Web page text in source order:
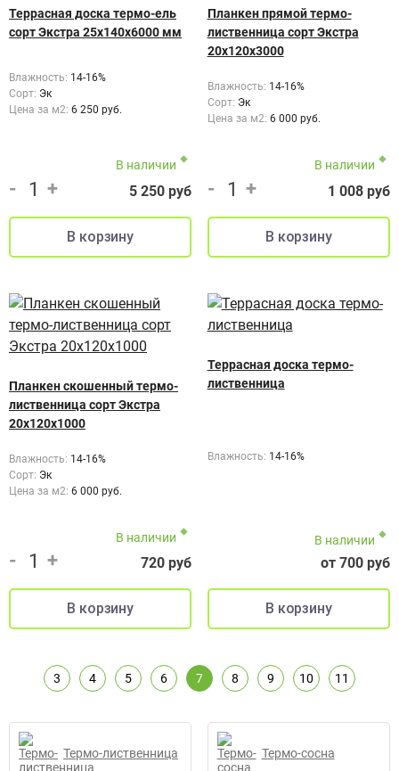
Термо-лиственница Термо-сосна
Террасная доска термо-ель
сорт Экстра 25x140x6000 мм
Влажность: 14-16%
Сорт: Эк
Цена за м2: 6 250 руб.
В наличии
- + 5 250 руб
Планкен прямой термо-
лиственница сорт Экстра
20х120х3000
Влажность: 14-16%
Сорт: Эк
Цена за м2: 6 000 руб.
В наличии
- + 1 008 руб
Планкен скошенный термо-
лиственница сорт Экстра
20х120х1000
Влажность: 14-16%
Сорт: Эк
Цена за м2: 6 000 руб.
В наличии
- + 720 руб
Террасная доска термо-
лиственница
Влажность: 14-16%
В наличии
от 700 руб
3 4 5 6 7 8 9 10 11